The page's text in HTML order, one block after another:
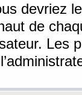
devriez
de
Les